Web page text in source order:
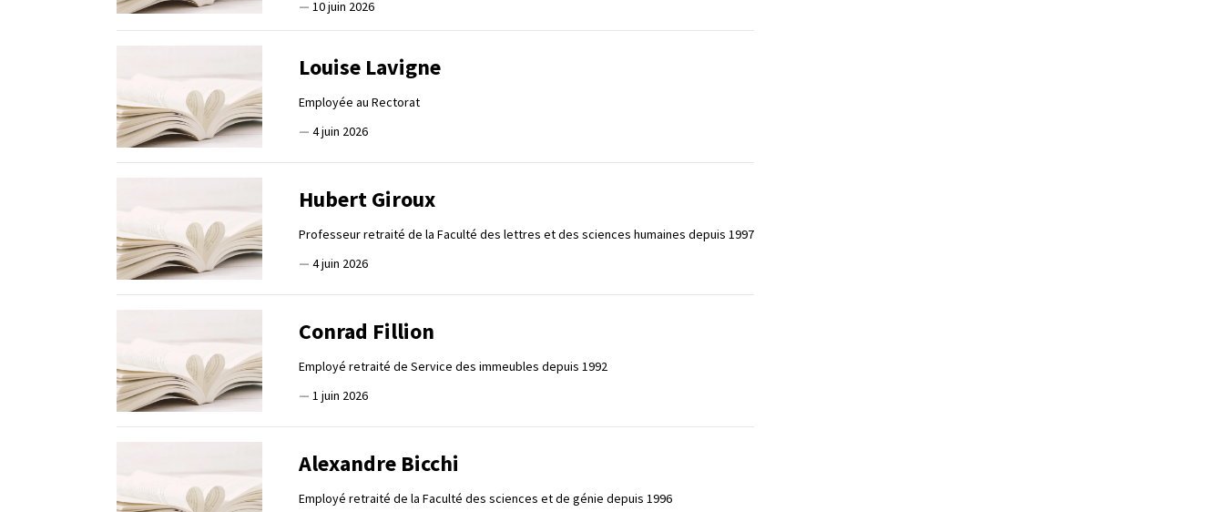
— 10 juin 2026
Louise Lavigne
Employée au Rectorat
— 4 juin 2026
Hubert Giroux
Professeur retraité de la Faculté des lettres et des sciences humaines depuis 1997
— 4 juin 2026
Conrad Fillion
Employé retraité de Service des immeubles depuis 1992
— 1 juin 2026
Alexandre Bicchi
Employé retraité de la Faculté des sciences et de génie depuis 1996